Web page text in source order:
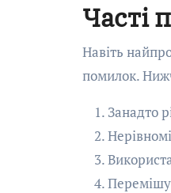
Часті
Навіть
помилок.
Занадто